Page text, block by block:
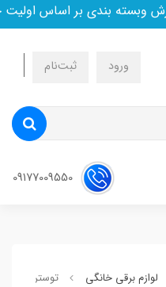
بندی بر اساس اولیت
ورود ثبت‌نام
لوازم برقی خانگی توستر